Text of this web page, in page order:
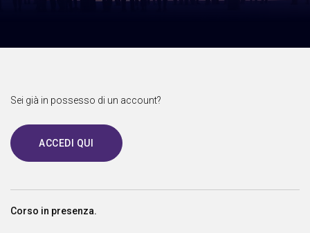
Sei già in possesso di un account?
ACCEDI QUI
Corso in presenza.